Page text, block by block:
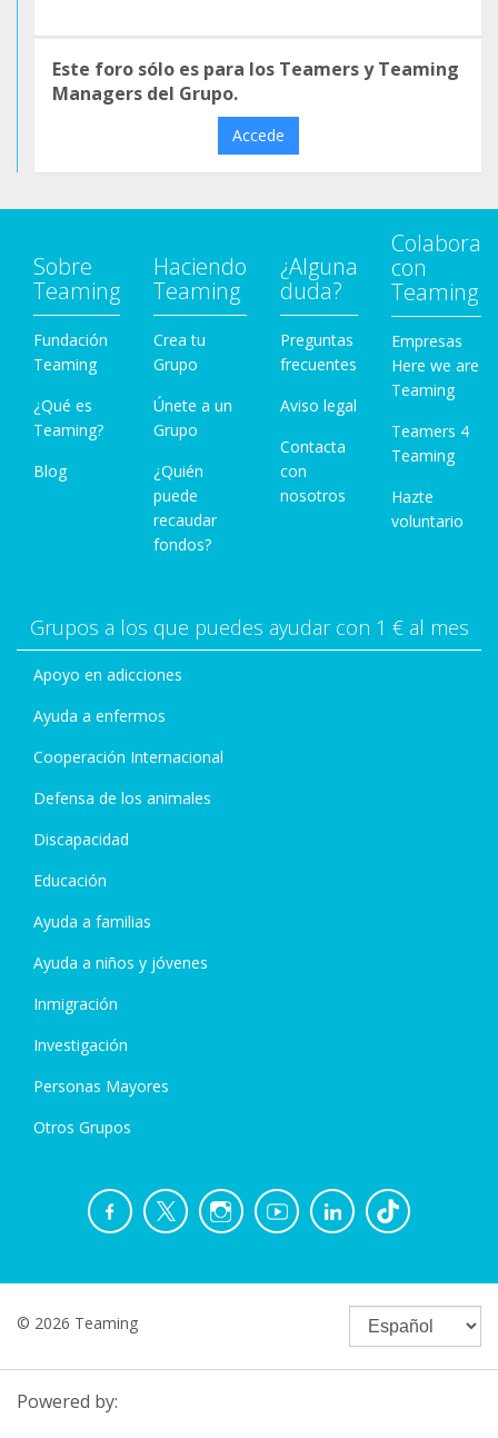
Este foro sólo es para los Teamers y Teaming
Managers del Grupo.
Accede
Sobre
Teaming
Fundación
Teaming
¿Qué es
Teaming?
Blog
Haciendo
Teaming
Crea tu
Grupo
Únete a un
Grupo
¿Quién
puede
recaudar
fondos?
¿Alguna
duda?
Preguntas
frecuentes
Aviso legal
Contacta
con
nosotros
Colabora
con
Teaming
Empresas
Here we are
Teaming
Teamers 4
Teaming
Hazte
voluntario
Grupos a los que puedes ayudar con 1 € al mes
Apoyo en adicciones
Ayuda a enfermos
Cooperación Internacional
Defensa de los animales
Discapacidad
Educación
Ayuda a familias
Ayuda a niños y jóvenes
Inmigración
Investigación
Personas Mayores
Otros Grupos
© 2026 Teaming
Powered by: